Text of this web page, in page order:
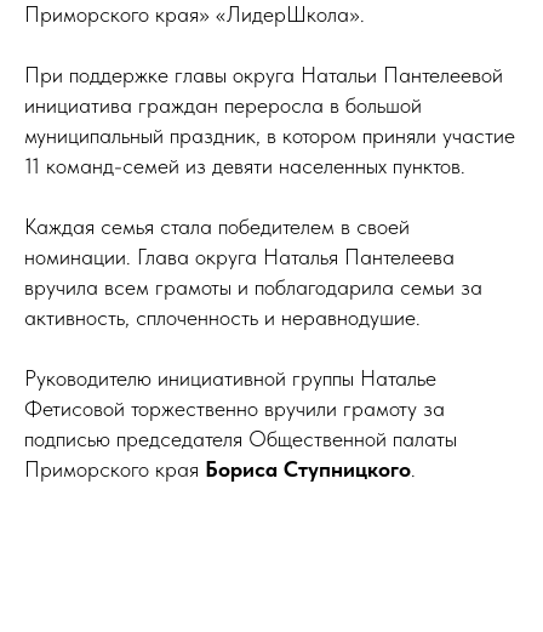
Приморского края» «ЛидерШкола».
При поддержке главы округа Натальи Пантелеевой
инициатива граждан переросла в большой
муниципальный праздник, в котором приняли участие
11 команд-семей из девяти населенных пунктов.
Каждая семья стала победителем в своей
номинации. Глава округа Наталья Пантелеева
вручила всем грамоты и поблагодарила семьи за
активность, сплоченность и неравнодушие.
Руководителю инициативной группы Наталье
Фетисовой торжественно вручили грамоту за
подписью председателя Общественной палаты
Приморского края Бориса Ступницкого